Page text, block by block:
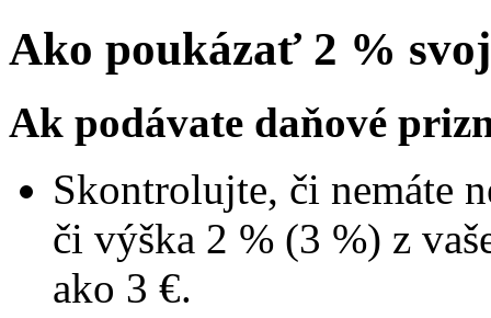
Ako poukázať 2 %
Ak podávate daňové
Skontrolujte, či nemáte
či výška 2 % (3 %) z
ako 3 €.